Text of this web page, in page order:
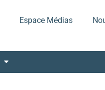
Espace Médias